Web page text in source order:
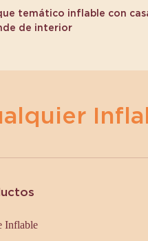
temático inflable con
de interior
Inflable